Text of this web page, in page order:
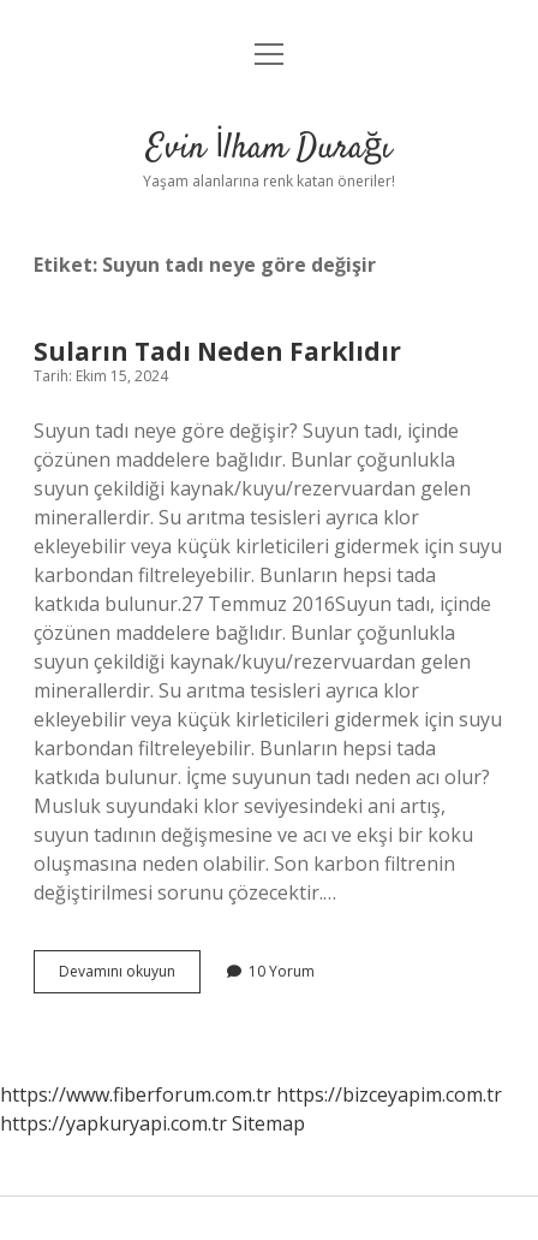
Anasayfa
Yasal Uyarı
menüyü
Evin İlham Durağı
Yaşam alanlarına renk katan öneriler!
Etiket: Suyun tadı neye göre değişir
Suların Tadı Neden Farklıdır
Tarih: Ekim 15, 2024
Suyun tadı neye göre değişir? Suyun tadı, içinde
çözünen maddelere bağlıdır. Bunlar çoğunlukla
suyun çekildiği kaynak/kuyu/rezervuardan gelen
minerallerdir. Su arıtma tesisleri ayrıca klor
ekleyebilir veya küçük kirleticileri gidermek için suyu
karbondan filtreleyebilir. Bunların hepsi tada
katkıda bulunur.27 Temmuz 2016Suyun tadı, içinde
çözünen maddelere bağlıdır. Bunlar çoğunlukla
suyun çekildiği kaynak/kuyu/rezervuardan gelen
minerallerdir. Su arıtma tesisleri ayrıca klor
ekleyebilir veya küçük kirleticileri gidermek için suyu
karbondan filtreleyebilir. Bunların hepsi tada
katkıda bulunur. İçme suyunun tadı neden acı olur?
Musluk suyundaki klor seviyesindeki ani artış,
suyun tadının değişmesine ve acı ve ekşi bir koku
oluşmasına neden olabilir. Son karbon filtrenin
değiştirilmesi sorunu çözecektir.…
Devamını okuyun
Tadı
10 Yorum
https://www.fiberforum.com.tr https://bizceyapim.com.tr
https://yapkuryapi.com.trSitemap